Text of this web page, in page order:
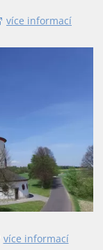
více informací
více informací